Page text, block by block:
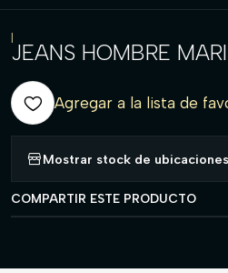
|
JEANS HOMBRE
Agregar a la lista de
Mostrar stock de ubicaciones
COMPARTIR ESTE PRODUCTO